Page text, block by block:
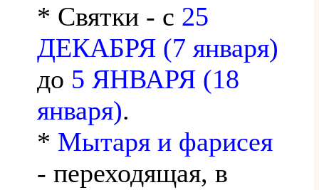
* Святки - с 25
ДЕКАБРЯ (7 января)
до 5 ЯНВАРЯ (18
января).
* Мытаря и фарисея
- переходящая, в